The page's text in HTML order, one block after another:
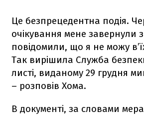
Це безпрецедентна подія.
очікування мене завернули
повідомили, що я не можу
Так вирішила Служба
листі, виданому 29 грудня
– розповів Хома.
В документі, за словами